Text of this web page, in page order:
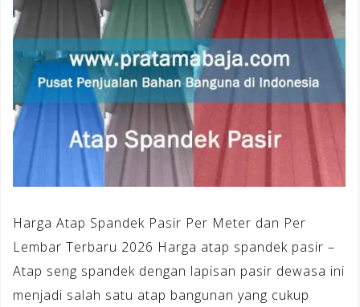
Harga Atap Spandek Pasir Per Meter dan Per
Lembar Terbaru 2026 Harga atap spandek pasir –
Atap seng spandek dengan lapisan pasir dewasa ini
menjadi salah satu atap bangunan yang cukup